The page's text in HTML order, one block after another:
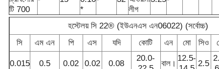
টি 700
*
লীগ
হস্টেলয় সি 22® (ইউএনএস এন06022) (সর্বোচ্চ)
সি
এম এন পি এস যদি কোটি এন মো সিও
0.015 0.5 0.02 0.02 0.08
20.0-
বাল।
12.5-
2.5